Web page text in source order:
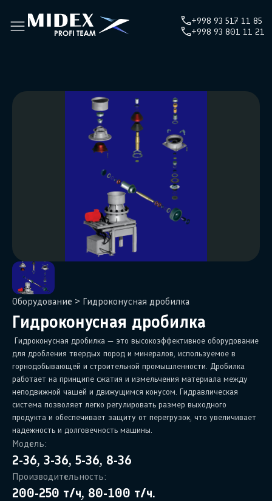
+998 93 517 11 85
+998 93 801 11 21
Оборудование > Гидроконусная дробилка
Гидроконусная дробилка
Гидроконусная дробилка — это высокоэффективное оборудование
для дробления твердых пород и минералов, используемое в
горнодобывающей и строительной промышленности. Дробилка
работает на принципе сжатия и измельчения материала между
неподвижной чашей и движущимся конусом. Гидравлическая
система позволяет легко регулировать размер выходного
продукта и обеспечивает защиту от перегрузок, что увеличивает
надежность и долговечность машины.
Модель:
2-36, 3-36, 5-36, 8-36
Производительность:
200-250 т/ч, 80-100 т/ч.